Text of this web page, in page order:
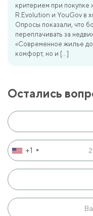
критерием при
R.Evolution и YouGov в
Опросы показали, что
переплачивать за
«Современное жилье
комфорт, но и […]
Остались
+1